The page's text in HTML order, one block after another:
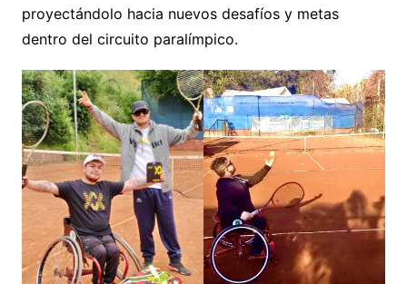
proyectándolo hacia nuevos desafíos y metas
dentro del circuito paralímpico.